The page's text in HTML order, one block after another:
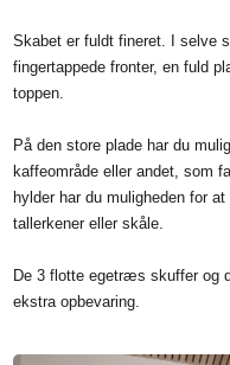
Skabet er fuldt fineret. I selve
fingertappede fronter, en fuld
toppen.
På den store plade har du
kaffeområde eller andet, som
hylder har du muligheden for
tallerkener eller skåle.
De 3 flotte egetræs skuffer og
ekstra opbevaring.